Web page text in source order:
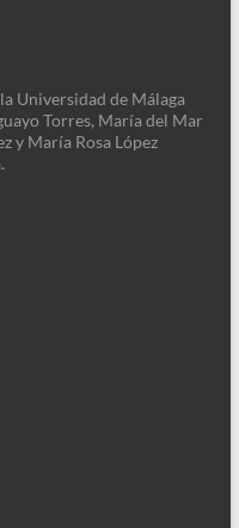
Universidad de Málaga
Torres, María del Mar
y María Rosa López